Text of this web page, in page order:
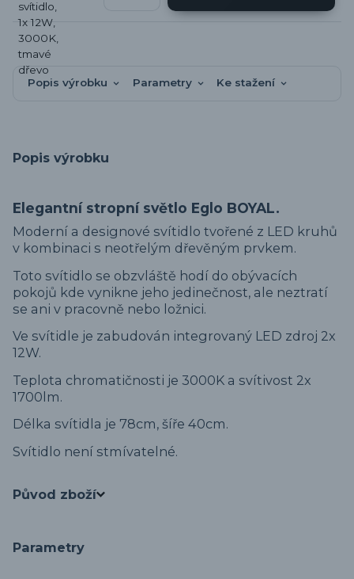
Popis výrobku Parametry Ke stažení
Popis výrobku
Elegantní stropní světlo Eglo BOYAL.
Moderní a designové svítidlo tvořené z LED kruhů
v kombinaci s neotřelým dřevěným prvkem.
Toto svítidlo se obzvláště hodí do obývacích
pokojů kde vynikne jeho jedinečnost, ale neztratí
se ani v pracovně nebo ložnici.
Ve svítidle je zabudován integrovaný LED zdroj 2x
12W.
Teplota chromatičnosti je 3000K a svítivost 2x
1700lm.
Délka svítidla je 78cm, šíře 40cm.
Svítidlo není stmívatelné.
Původ zboží
Parametry